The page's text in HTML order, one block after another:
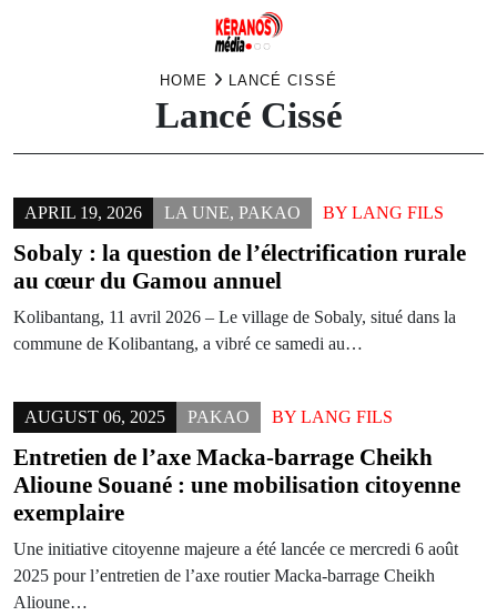
HOME LANCÉ CISSÉ
Lancé Cissé
APRIL 19, 2026 LA UNE, PAKAO BY LANG FILS
Sobaly : la question de l’électrification rurale
au cœur du Gamou annuel
Kolibantang, 11 avril 2026 – Le village de Sobaly, situé dans la
commune de Kolibantang, a vibré ce samedi au…
AUGUST 06, 2025 PAKAO BY LANG FILS
Entretien de l’axe Macka-barrage Cheikh
Alioune Souané : une mobilisation citoyenne
exemplaire
Une initiative citoyenne majeure a été lancée ce mercredi 6 août
2025 pour l’entretien de l’axe routier Macka-barrage Cheikh
Alioune…